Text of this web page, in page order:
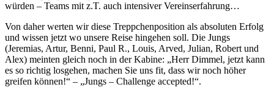
würden – Teams mit z.T. auch intensiver Vereinserfahrung…
Von daher werten wir diese Treppchenposition als absoluten Erfolg
und wissen jetzt wo unsere Reise hingehen soll. Die Jungs
(Jeremias, Artur, Benni, Paul R., Louis, Arved, Julian, Robert und
Alex) meinten gleich noch in der Kabine: „Herr Dimmel, jetzt kann
es so richtig losgehen, machen Sie uns fit, dass wir noch höher
greifen können!“ – „Jungs – Challenge accepted!“.